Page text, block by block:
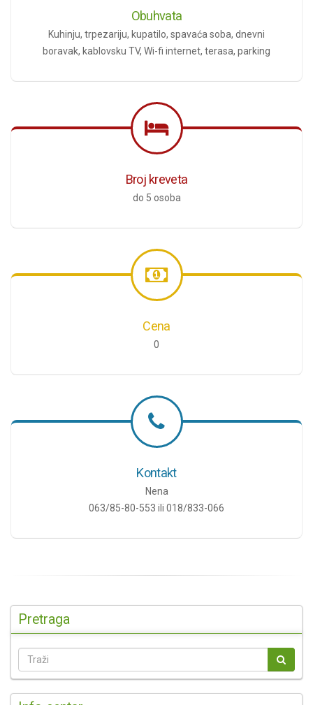
Obuhvata
Kuhinju, trpezariju, kupatilo, spavaća soba, dnevni
boravak, kablovsku TV, Wi-fi internet, terasa, parking
Broj kreveta
do 5 osoba
Cena
0
Kontakt
Nena
063/85-80-553 ili 018/833-066
Pretraga